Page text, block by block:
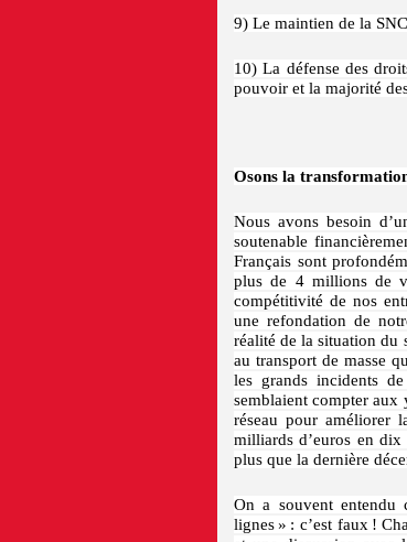
9) Le maintien de la
10) La défense des
pouvoir et la majorité
Osons la
Nous avons besoin
soutenable
Français sont
plus de 4 millions de
compétitivité de nos
une refondation de
réalité de la situation du
au transport de masse
les grands incidents
semblaient compter aux
réseau pour améliorer
milliards d’euros en
plus que la dernière
On a souvent entendu
lignes » : c’est faux !